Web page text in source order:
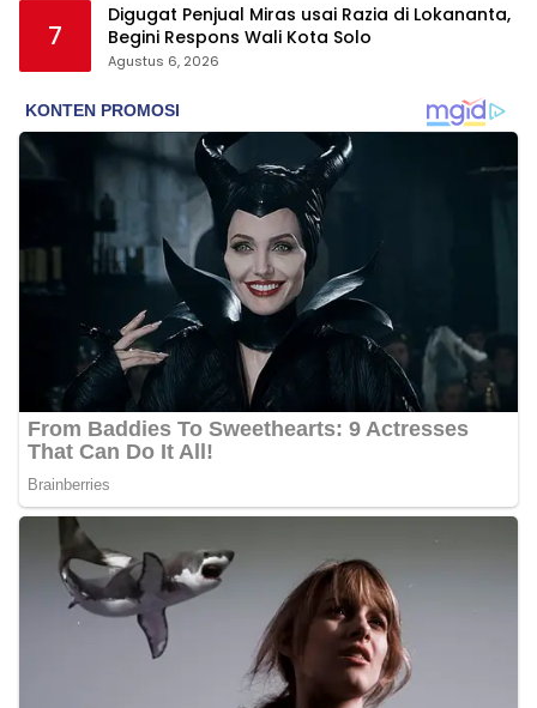
7
Digugat Penjual Miras usai Razia di Lokananta,
Begini Respons Wali Kota Solo
Agustus 6, 2026